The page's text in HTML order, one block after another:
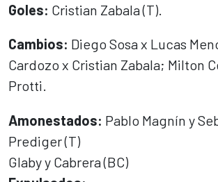
Goles: Cristian Zabala (T).
Cambios: Diego Sosa x Lucas
Cardozo x Cristian Zabala; Milton
Protti.
Amonestados: Pablo Magnín y
Prediger (T)
Glaby y Cabrera (BC)